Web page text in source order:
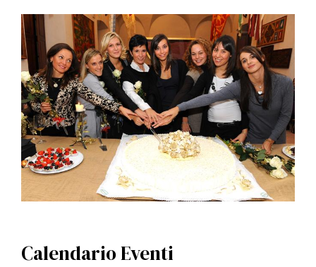
Calendario Eventi